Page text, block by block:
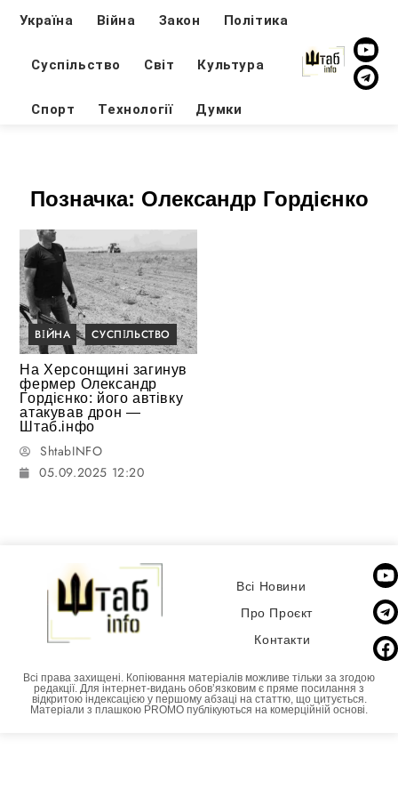
Україна Війна Закон Політика
Суспільство Світ Культура
Спорт Технології Думки
Позначка: Олександр Гордієнко
ВІЙНА СУСПІЛЬСТВО
На Херсонщині загинув
фермер Олександр
Гордієнко: його автівку
атакував дрон —
Штаб.інфо
ShtabINFO
05.09.2025 12:20
Всі Новини
Про Проєкт
Контакти
Всі права захищені. Копіювання матеріалів можливе тільки за згодою
редакції. Для інтернет-видань обовʼязковим є пряме посилання з
відкритою індексацією у першому абзаці на статтю, що цитується.
Матеріали з плашкою PROMO публікуються на комерційній основі.